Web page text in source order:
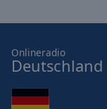
Onlineradio
Deutschland